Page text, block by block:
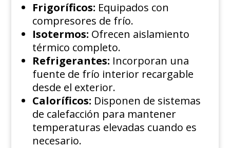
Frigoríficos: Equipados con
compresores de frío.
Isotermos: Ofrecen aislamiento
térmico completo.
Refrigerantes: Incorporan una
fuente de frío interior recargable
desde el exterior.
Caloríficos: Disponen de sistemas
de calefacción para mantener
temperaturas elevadas cuando es
necesario.